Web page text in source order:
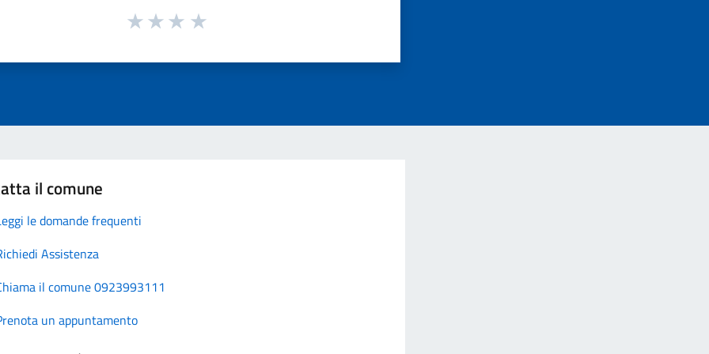
il comune
le domande frequenti
Assistenza
il comune 0923993111
un appuntamento